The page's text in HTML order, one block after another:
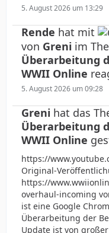
5. August 2026 um 13:29
Rende hat mit
von Greni im
Überarbeitung
WWII Online
5. August 2026 um 09:28
Greni hat das
Überarbeitung
WWII Online
https://
Original-
https://
overhaul-incoming
ist eine Google
Überarbeitung der
Update ist von